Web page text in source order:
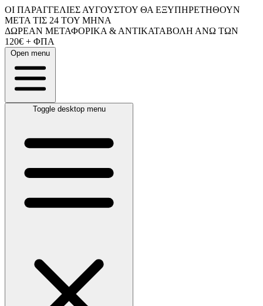
ΟΙ ΠΑΡΑΓΓΕΛΙΕΣ ΑΥΓΟΥΣΤΟΥ ΘΑ ΕΞΥΠΗΡΕΤΗΘΟΥΝ
ΜΕΤΑ ΤΙΣ 24 ΤΟΥ ΜΗΝΑ
ΔΩΡΕΑΝ ΜΕΤΑΦΟΡΙΚΑ & ΑΝΤΙΚΑΤΑΒΟΛΗ ΑΝΩ ΤΩΝ
120€ + ΦΠΑ
Open menu
Toggle desktop menu